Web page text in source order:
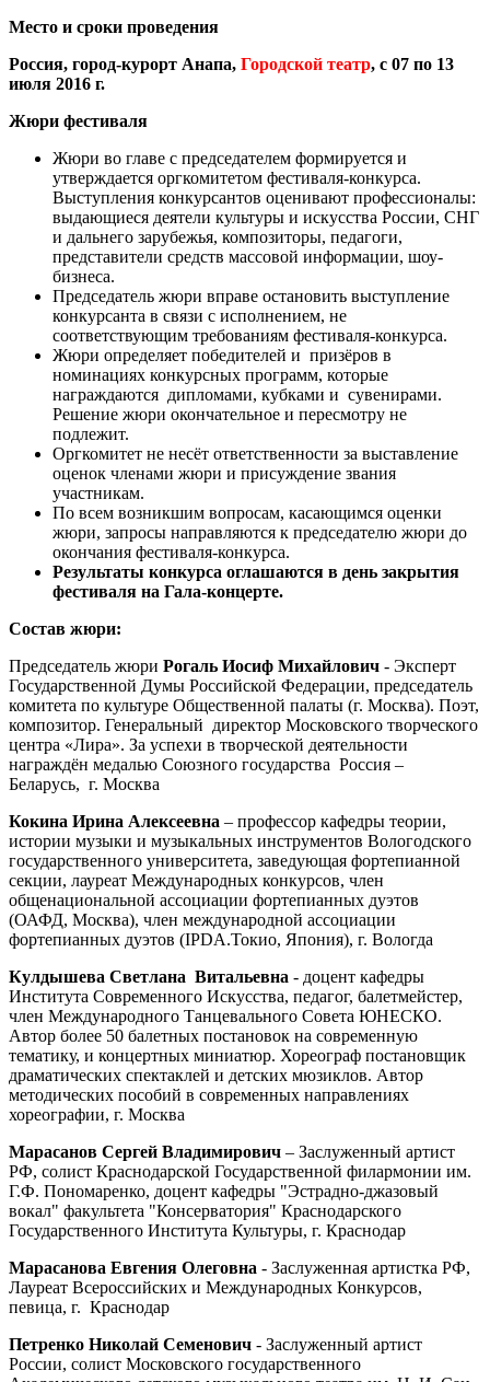
Место и сроки проведения
Россия, город-курорт Анапа, Городской театр, с 07 по 13
июля 2016 г.
Жюри фестиваля
Жюри во главе с председателем формируется и
утверждается оргкомитетом фестиваля-конкурса.
Выступления конкурсантов оценивают профессионалы:
выдающиеся деятели культуры и искусства России, СНГ
и дальнего зарубежья, композиторы, педагоги,
представители средств массовой информации, шоу-
бизнеса.
Председатель жюри вправе остановить выступление
конкурсанта в связи с исполнением, не
соответствующим требованиям фестиваля-конкурса.
Жюри определяет победителей и призёров в
номинациях конкурсных программ, которые
награждаются дипломами, кубками и сувенирами.
Решение жюри окончательное и пересмотру не
подлежит.
Оргкомитет не несёт ответственности за выставление
оценок членами жюри и присуждение звания
участникам.
По всем возникшим вопросам, касающимся оценки
жюри, запросы направляются к председателю жюри до
окончания фестиваля-конкурса.
Результаты конкурса оглашаются в день закрытия
фестиваля на Гала-концерте.
Состав жюри:
Председатель жюри Рогаль Иосиф Михайлович - Эксперт
Государственной Думы Российской Федерации, председатель
комитета по культуре Общественной палаты (г. Москва). Поэт,
композитор. Генеральный директор Московского творческого
центра «Лира». За успехи в творческой деятельности
награждён медалью Союзного государства Россия –
Беларусь, г. Москва
Кокина Ирина Алексеевна – профессор кафедры теории,
истории музыки и музыкальных инструментов Вологодского
государственного университета, заведующая фортепианной
секции, лауреат Международных конкурсов, член
общенациональной ассоциации фортепианных дуэтов
(ОАФД, Москва), член международной ассоциации
фортепианных дуэтов (IPDA.Токио, Япония), г. Вологда
Кулдышева Светлана Витальевна - доцент кафедры
Института Современного Искусства, педагог, балетмейстер,
член Международного Танцевального Совета ЮНЕСКО.
Автор более 50 балетных постановок на современную
тематику, и концертных миниатюр. Хореограф постановщик
драматических спектаклей и детских мюзиклов. Автор
методических пособий в современных направлениях
хореографии, г. Москва
Марасанов Сергей Владимирович – Заслуженный артист
РФ, солист Краснодарской Государственной филармонии им.
Г.Ф. Пономаренко, доцент кафедры "Эстрадно-джазовый
вокал" факультета "Консерватория" Краснодарского
Государственного Института Культуры, г. Краснодар
Марасанова Евгения Олеговна - Заслуженная артистка РФ,
Лауреат Всероссийских и Международных Конкурсов,
певица, г. Краснодар
Петренко Николай Семенович - Заслуженный артист
России, солист Московского государственного